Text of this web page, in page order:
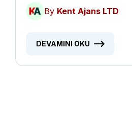
By Kent Ajans LTD
DEVAMINI OKU